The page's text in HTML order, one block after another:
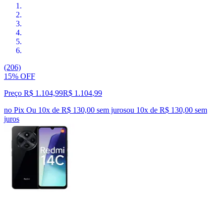
(206)
15% OFF
Preço R$ 1.104,99R$ 1.104,99
no Pix Ou 10x de R$ 130,00 sem jurosou 10x de R$ 130,00 sem
juros